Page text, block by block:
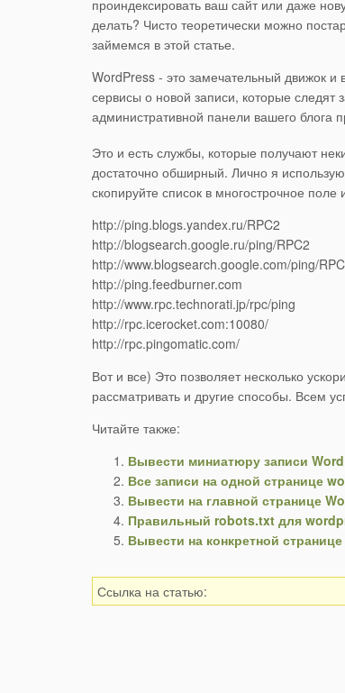
проиндексировать ваш сайт или даже
делать? Чисто теоретически можно
займемся в этой статье.
WordPress - это замечательный движок и
сервисы о новой записи, которые следят
административной панели вашего блога
Это и есть службы, которые получают
достаточно обширный. Лично я
скопируйте список в многострочное
http://ping.blogs.yandex.ru/RPC2
http://blogsearch.google.ru/ping/RPC2
http://www.blogsearch.google.com/ping/
http://ping.feedburner.com
http://www.rpc.technorati.jp/rpc/ping
http://rpc.icerocket.com:10080/
http://rpc.pingomatic.com/
Вот и все) Это позволяет несколько
рассматривать и другие способы. Всем
Читайте также:
Вывести миниатюру записи
Все записи на одной странице
Вывести на главной странице
Правильный robots.txt для
Вывести на конкретной
Ссылка на статью: